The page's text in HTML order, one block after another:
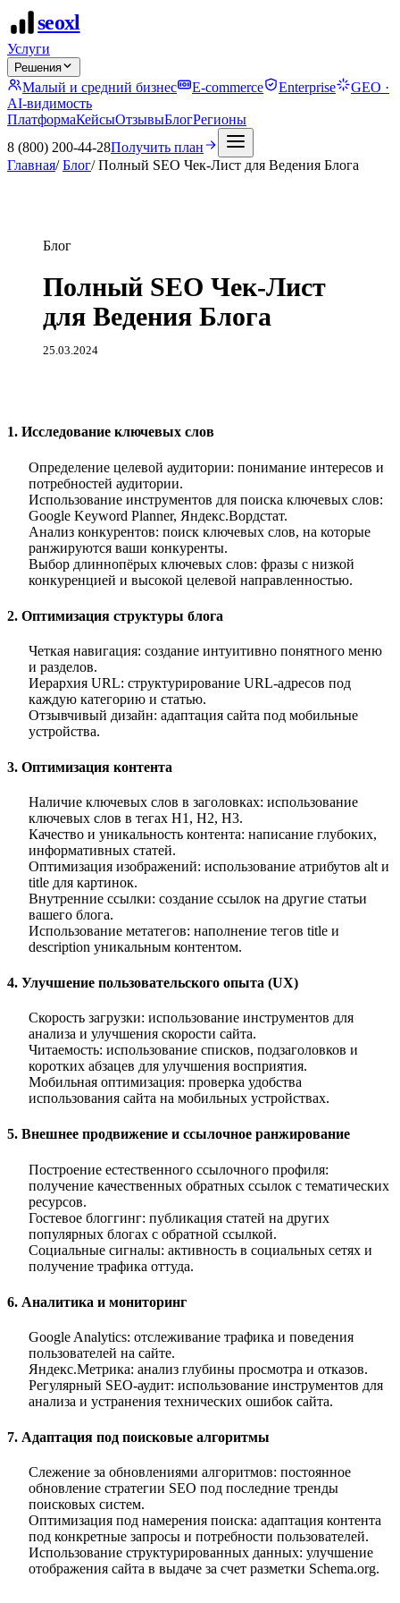
seoxl
Услуги
Решения
Малый и средний бизнес E-commerce Enterprise
GEO ·
AI-видимость
ПлатформаКейсыОтзывыБлогРегионы
8 (800) 200-44-28Получить план
Главная/ Блог/ Полный SEO Чек-Лист для Ведения Блога
Блог
Полный SEO Чек-Лист
для Ведения Блога
25.03.2024
1. Исследование ключевых слов
Определение целевой аудитории: понимание интересов и
потребностей аудитории.
Использование инструментов для поиска ключевых слов:
Google Keyword Planner, Яндекс.Вордстат.
Анализ конкурентов: поиск ключевых слов, на которые
ранжируются ваши конкуренты.
Выбор длиннопёрых ключевых слов: фразы с низкой
конкуренцией и высокой целевой направленностью.
2. Оптимизация структуры блога
Четкая навигация: создание интуитивно понятного меню
и разделов.
Иерархия URL: структурирование URL-адресов под
каждую категорию и статью.
Отзывчивый дизайн: адаптация сайта под мобильные
устройства.
3. Оптимизация контента
Наличие ключевых слов в заголовках: использование
ключевых слов в тегах H1, H2, H3.
Качество и уникальность контента: написание глубоких,
информативных статей.
Оптимизация изображений: использование атрибутов alt и
title для картинок.
Внутренние ссылки: создание ссылок на другие статьи
вашего блога.
Использование метатегов: наполнение тегов title и
description уникальным контентом.
4. Улучшение пользовательского опыта (UX)
Скорость загрузки: использование инструментов для
анализа и улучшения скорости сайта.
Читаемость: использование списков, подзаголовков и
коротких абзацев для улучшения восприятия.
Мобильная оптимизация: проверка удобства
использования сайта на мобильных устройствах.
5. Внешнее продвижение и ссылочное ранжирование
Построение естественного ссылочного профиля:
получение качественных обратных ссылок с тематических
ресурсов.
Гостевое блоггинг: публикация статей на других
популярных блогах с обратной ссылкой.
Социальные сигналы: активность в социальных сетях и
получение трафика оттуда.
6. Аналитика и мониторинг
Google Analytics: отслеживание трафика и поведения
пользователей на сайте.
Яндекс.Метрика: анализ глубины просмотра и отказов.
Регулярный SEO-аудит: использование инструментов для
анализа и устранения технических ошибок сайта.
7. Адаптация под поисковые алгоритмы
Слежение за обновлениями алгоритмов: постоянное
обновление стратегии SEO под последние тренды
поисковых систем.
Оптимизация под намерения поиска: адаптация контента
под конкретные запросы и потребности пользователей.
Использование структурированных данных: улучшение
отображения сайта в выдаче за счет разметки Schema.org.